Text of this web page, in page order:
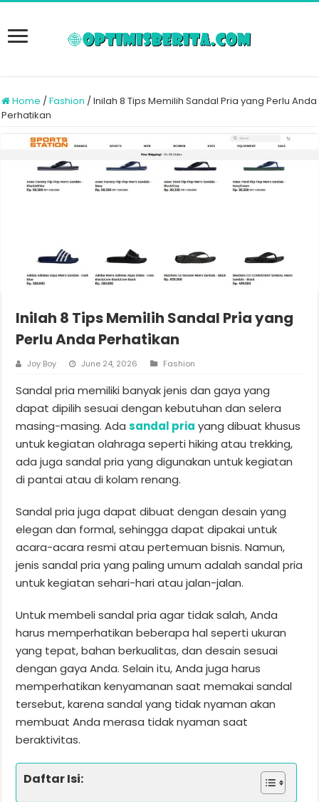
Home /Fashion /Inilah 8 Tips Memilih Sandal Pria yang Perlu Anda
Perhatikan
Inilah 8 Tips Memilih Sandal Pria yang
Perlu Anda Perhatikan
Joy Boy June 24, 2026 Fashion
Sandal pria memiliki banyak jenis dan gaya yang
dapat dipilih sesuai dengan kebutuhan dan selera
masing-masing. Adasandal pria yang dibuat khusus
untuk kegiatan olahraga seperti hiking atau trekking,
ada juga sandal pria yang digunakan untuk kegiatan
di pantai atau di kolam renang.
Sandal pria juga dapat dibuat dengan desain yang
elegan dan formal, sehingga dapat dipakai untuk
acara-acara resmi atau pertemuan bisnis. Namun,
jenis sandal pria yang paling umum adalah sandal pria
untuk kegiatan sehari-hari atau jalan-jalan.
Untuk membeli sandal pria agar tidak salah, Anda
harus memperhatikan beberapa hal seperti ukuran
yang tepat, bahan berkualitas, dan desain sesuai
dengan gaya Anda. Selain itu, Anda juga harus
memperhatikan kenyamanan saat memakai sandal
tersebut, karena sandal yang tidak nyaman akan
membuat Anda merasa tidak nyaman saat
beraktivitas.
Daftar Isi: